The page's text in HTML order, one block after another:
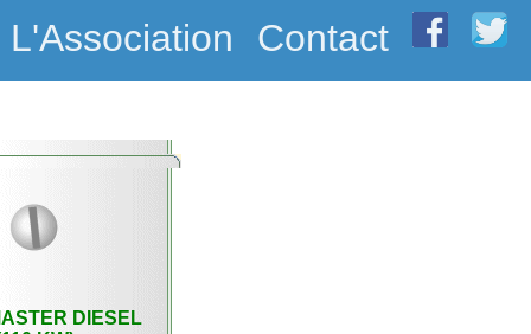
L'Association Contact
DIESEL